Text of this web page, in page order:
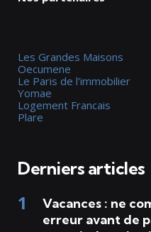
Les Grandes Maisons
Oecumene
Le Paris de l'immobilier
Yomae
Logement Francais
Plare
Derniers articles
Vacances : ne
erreur avant de